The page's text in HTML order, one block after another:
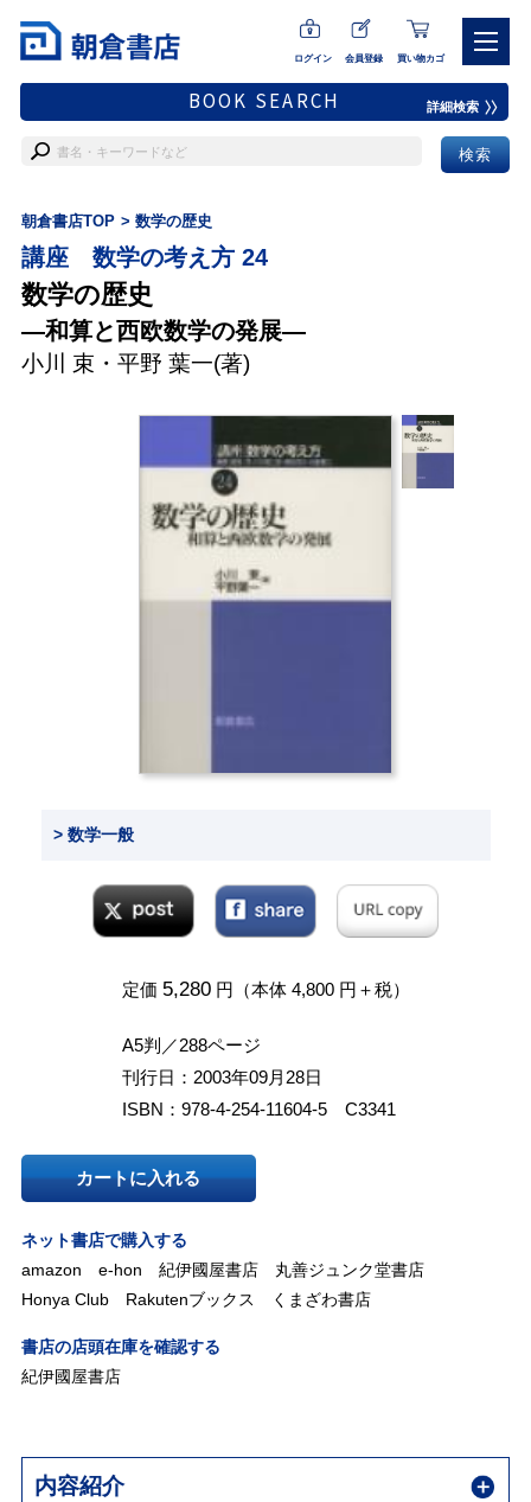
ログイン 会員登録 買い物カゴ
BOOK SEARCH 詳細検索
朝倉書店TOP 数学の歴史
講座 数学の考え方 24
数学の歴史
―和算と西欧数学の発展―
小川 束 ・ 平野 葉一(著)
> 数学一般
定価 5,280円（本体 4,800 円＋税）
A5判／288ページ
刊行日：2003年09月28日
ISBN：978-4-254-11604-5 C3341
カートに入れる
ネット書店で購入する
amazon
e-hon 紀伊國屋書店
丸善ジュンク堂書店
Honya Club
Rakutenブックス くまざわ書店
書店の店頭在庫を確認する
紀伊國屋書店
内容紹介